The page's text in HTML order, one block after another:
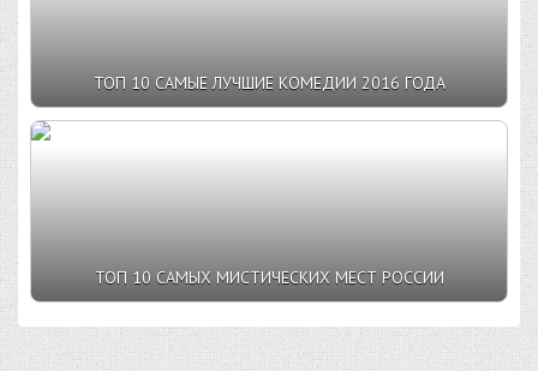
ТОП 10 САМЫЕ ЛУЧШИЕ КОМЕДИИ 2016 ГОДА
ТОП 10 САМЫХ МИСТИЧЕСКИХ МЕСТ РОССИИ